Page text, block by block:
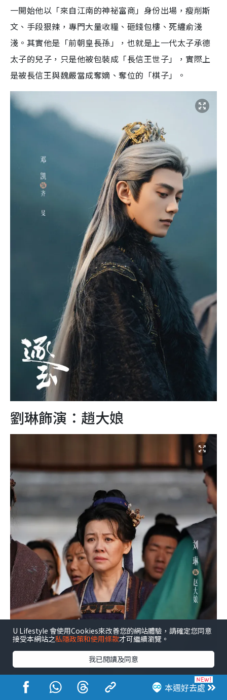
一開始他以「來自江南的神祕富商」身份出場，瘦削斯
文、手段狠辣，專門大量收糧、砸錢包樓、死纏俞淺
淺。其實他是「前朝皇長孫」，也就是上一代太子承德
太子的兒子，只是他被包裝成「長信王世子」，實際上
是被長信王與魏嚴當成奪嫡、奪位的「棋子」。
劉琳飾演：趙大娘
本週好去處
U Lifestyle 會使用Cookies來改善您的網站體驗，請確定您同意
接受本網站之私隱政策和使用條款才可繼續瀏覽。
我已閱讀及同意